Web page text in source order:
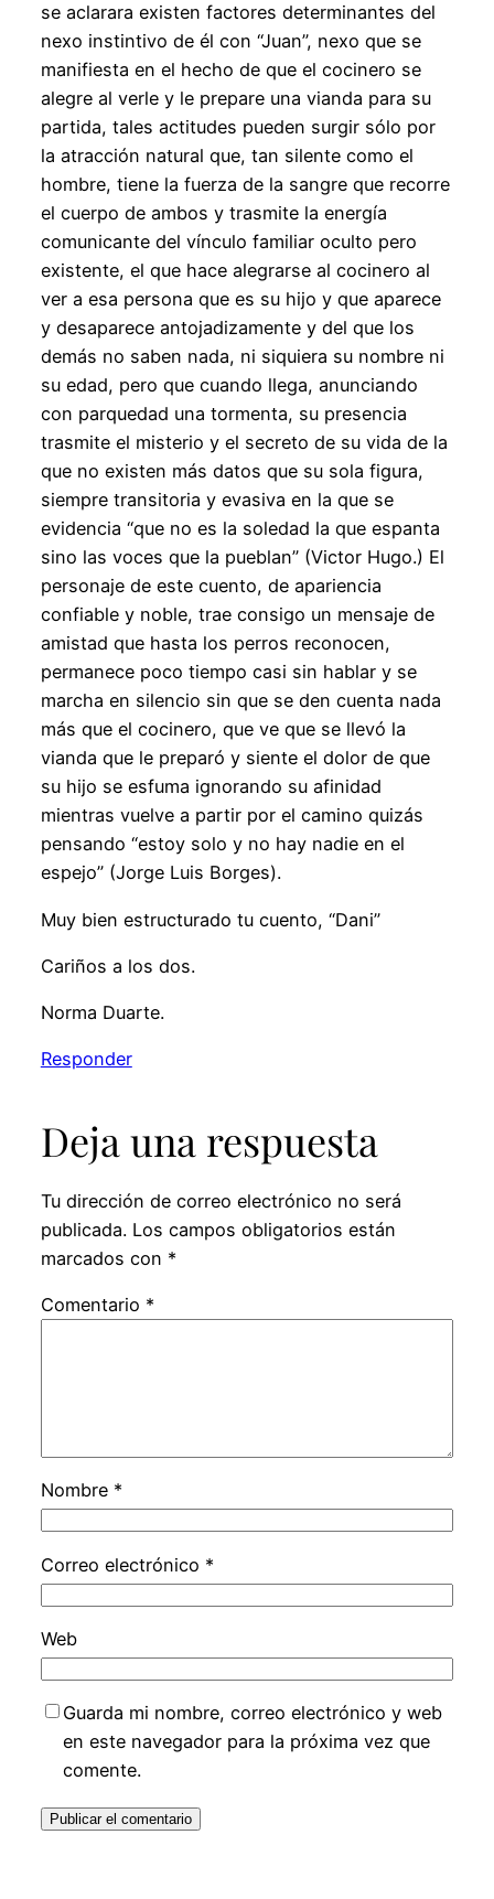
se aclarara existen factores determinantes del
nexo instintivo de él con “Juan”, nexo que se
manifiesta en el hecho de que el cocinero se
alegre al verle y le prepare una vianda para su
partida, tales actitudes pueden surgir sólo por
la atracción natural que, tan silente como el
hombre, tiene la fuerza de la sangre que recorre
el cuerpo de ambos y trasmite la energía
comunicante del vínculo familiar oculto pero
existente, el que hace alegrarse al cocinero al
ver a esa persona que es su hijo y que aparece
y desaparece antojadizamente y del que los
demás no saben nada, ni siquiera su nombre ni
su edad, pero que cuando llega, anunciando
con parquedad una tormenta, su presencia
trasmite el misterio y el secreto de su vida de la
que no existen más datos que su sola figura,
siempre transitoria y evasiva en la que se
evidencia “que no es la soledad la que espanta
sino las voces que la pueblan” (Victor Hugo.) El
personaje de este cuento, de apariencia
confiable y noble, trae consigo un mensaje de
amistad que hasta los perros reconocen,
permanece poco tiempo casi sin hablar y se
marcha en silencio sin que se den cuenta nada
más que el cocinero, que ve que se llevó la
vianda que le preparó y siente el dolor de que
su hijo se esfuma ignorando su afinidad
mientras vuelve a partir por el camino quizás
pensando “estoy solo y no hay nadie en el
espejo” (Jorge Luis Borges).
Muy bien estructurado tu cuento, “Dani”
Cariños a los dos.
Norma Duarte.
Responder
Deja una respuesta
Tu dirección de correo electrónico no será
publicada. Los campos obligatorios están
marcados con *
Comentario *
Nombre *
Correo electrónico *
Web
Guarda mi nombre, correo electrónico y web
en este navegador para la próxima vez que
comente.